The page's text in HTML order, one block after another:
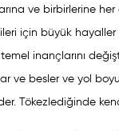
ve birbirlerine
için büyük hayaller
inançlarını
ve besler ve yol
Tökezlediğinde